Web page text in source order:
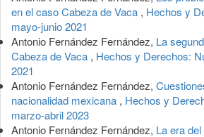
en el caso Cabeza de Vaca , Hechos y
mayo-junio 2021
Antonio Fernández Fernández, La
Cabeza de Vaca , Hechos y Derechos:
2021
Antonio Fernández Fernández,
nacionalidad mexicana , Hechos y
marzo-abril 2023
Antonio Fernández Fernández, La era